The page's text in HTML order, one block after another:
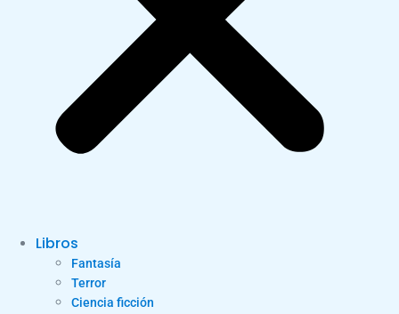
Libros
Fantasía
Terror
Ciencia ficción